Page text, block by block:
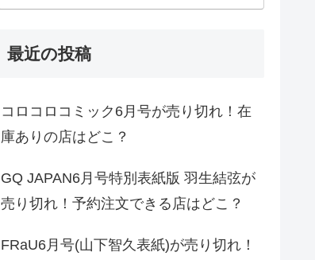
最近の投稿
コロコロコミック6月号が売り切れ！在
庫ありの店はどこ？
GQ JAPAN6月号特別表紙版 羽生結弦が
売り切れ！予約注文できる店はどこ？
FRaU6月号(山下智久表紙)が売り切れ！